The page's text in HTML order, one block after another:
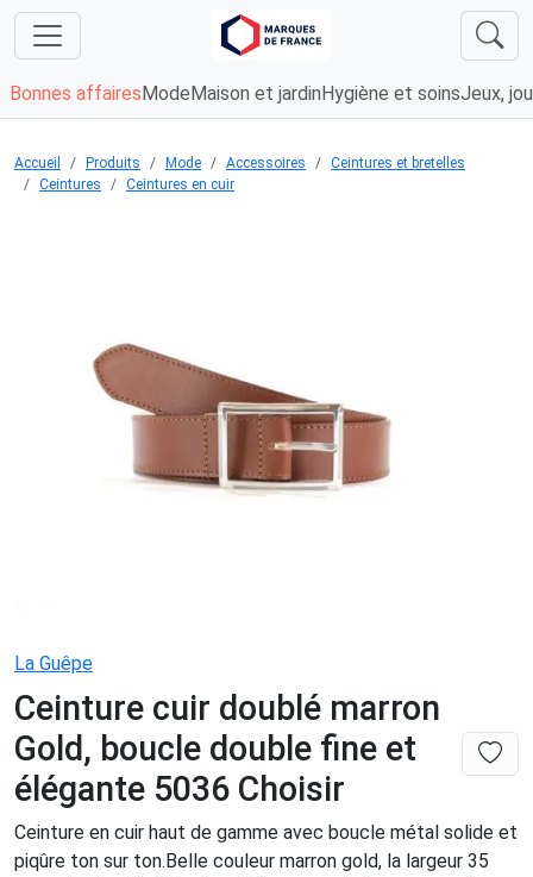
Bonnes affaires Mode Maison et jardin Hygiène et soinsJeux,
Accueil Produits Mode Accessoires
Ceintures et bretelles
Ceintures
Ceintures en cuir
La Guêpe
Ceinture cuir doublé marron
Gold, boucle double fine et
élégante 5036 Choisir
Ceinture en cuir haut de gamme avec boucle métal solide et
piqûre ton sur ton.Belle couleur marron gold, la largeur 35